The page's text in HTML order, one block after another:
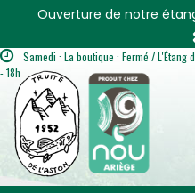
Ouverture de notre
Samedi : La boutique : Fermé / L'Étang
- 18h
Panneau de gestion des